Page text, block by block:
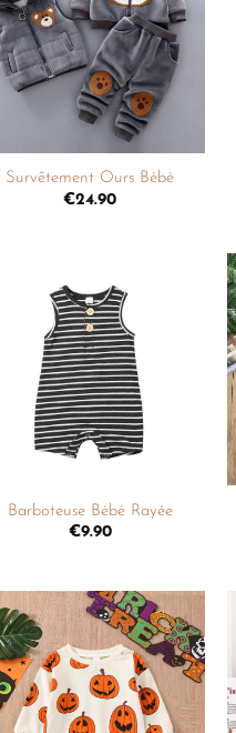
liste de
souhaits
Survêtement Ours Bébé
€24.90
Barboteuse Bébé Rayée
€9.90
Ajouter
à la
liste de
souhaits